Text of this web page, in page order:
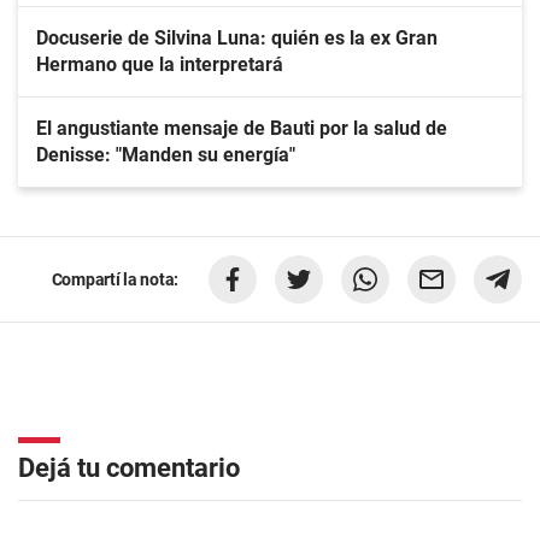
Docuserie de Silvina Luna: quién es la ex Gran
Hermano que la interpretará
El angustiante mensaje de Bauti por la salud de
Denisse: "Manden su energía"
Compartí la nota:
Dejá tu comentario